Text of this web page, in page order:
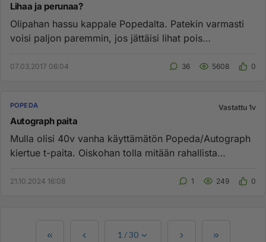
Lihaa ja perunaa?
Olipahan hassu kappale Popedalta. Patekin varmasti
voisi paljon paremmin, jos jättäisi lihat pois
07.03.2017 06:04 36 5608 0
POPEDA Vastattu 1v
Autograph paita
Mulla olisi 40v vanha käyttämätön Popeda/Autograph
kiertue t-paita. Oiskohan tolla mitään rahallista
21.10.2024 16:08 1 249 0
1 /30